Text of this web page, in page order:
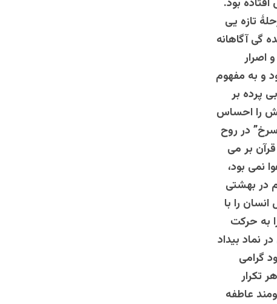
تازه یی
گی آگاهانه
اصرار
و به مفهوم
پرده بر
را احساس
در روح
بر می
نمی بود،
در بهشتی
را با
به حرکت
نماد بیداد
گرامی
تکرار
عاطفه